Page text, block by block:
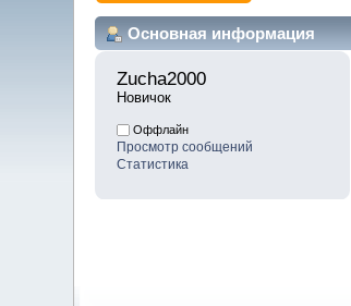
Основная информация
Zucha2000
Новичок
Оффлайн
Просмотр сообщений
Статистика